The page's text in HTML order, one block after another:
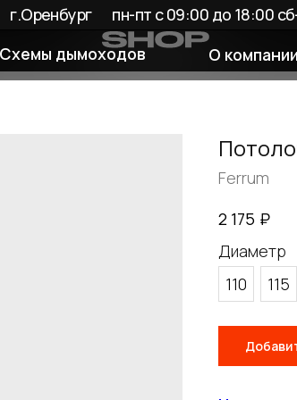
О компании
дымоходов Услуги
пн-пт с 09:00 до 18:00 сб-вс
Ferrum
2 175 ₽
Диаметр
110
115